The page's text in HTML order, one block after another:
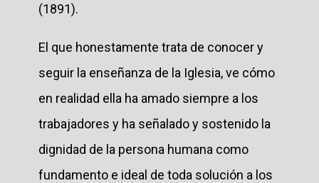
(1891).
El que honestamente trata de conocer y
seguir la enseñanza de la Iglesia, ve cómo
en realidad ella ha amado siempre a los
trabajadores y ha señalado y sostenido la
dignidad de la persona humana como
fundamento e ideal de toda solución a los